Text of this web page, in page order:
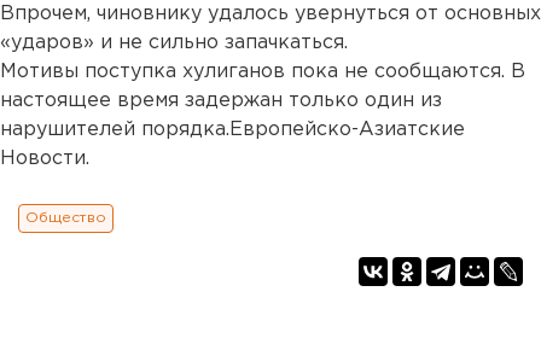
Впрочем, чиновнику удалось увернуться от основных
«ударов» и не сильно запачкаться.
Мотивы поступка хулиганов пока не сообщаются. В
настоящее время задержан только один из
нарушителей порядка.Европейско-Азиатские
Новости.
Общество